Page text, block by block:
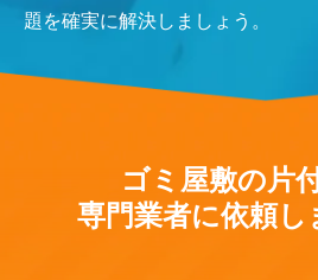
題を確実に解決しましょう。
ゴミ屋敷の片
専門業者に依頼し